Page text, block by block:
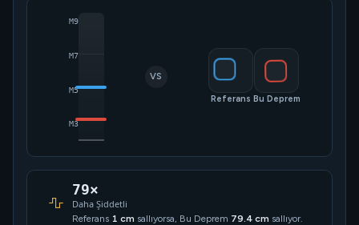
M9
M7
M5
M3
VS
Referans Bu Deprem
79×
Daha Şiddetli
Referans 1 cm sallıyorsa, Bu Deprem 79.4 cm sallıyor.